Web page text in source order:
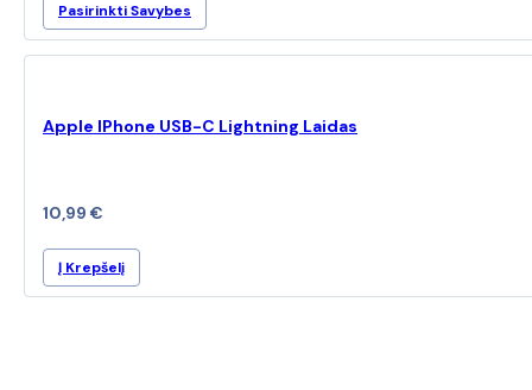
Pasirinkti Savybes
product
has
The
Apple IPhone USB-C Lightning Laidas
10,99 €
Į Krepšelį